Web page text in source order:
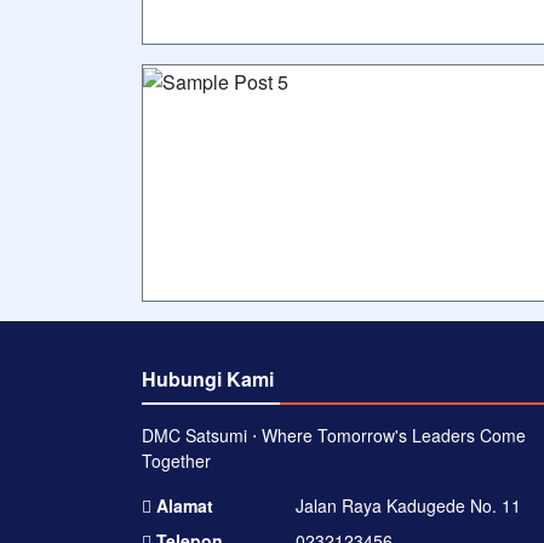
Hubungi Kami
DMC Satsumi ⋅ Where Tomorrow's Leaders Come
Together
Alamat
Jalan Raya Kadugede No. 11